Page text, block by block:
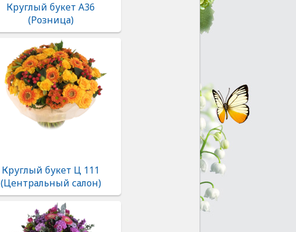
Круглый букет А36
(Розница)
Круглый букет Ц 111
(Центральный салон)